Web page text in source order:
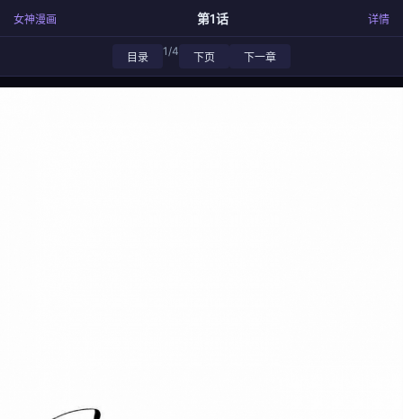
女神漫画 第1话 详情
目录 1/4 下页 下一章